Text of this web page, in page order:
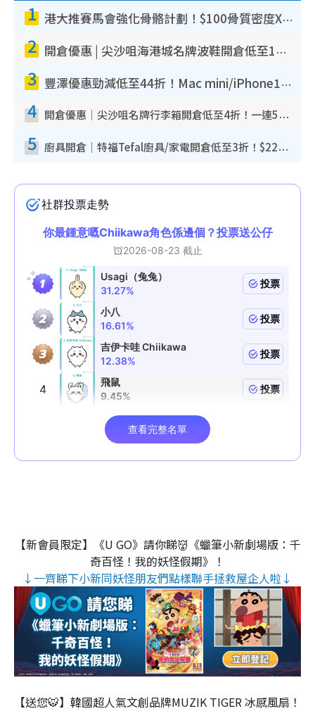
1 港大推賽馬會強化骨骼計劃！$100骨質密度X光檢查 完成免費運動訓練送超市禮券！附參加資格
2 開倉優惠 | 尖沙咀海港城名牌波鞋開倉低至1折！On鞋$899起／Joy&Peace鞋履$98起
3 豐澤優惠勁減低至44折！Mac mini/iPhone17Pro大減價！廚房家電$220起
4 開倉優惠｜尖沙咀名牌行李箱開倉低至4折！一連5日 American Tourister/ace./Hallmark $200起！
5 廚具開倉｜特福Tefal廚具/家電開倉低至3折！$220起買平底鍋/炒鑊/湯煲！電飯煲/吸塵機/燙斗$418起
【新會員限定】《U GO》請你睇👹《蠟筆小新劇場版：千
奇百怪！我的妖怪假期》！
↓一齊睇下小新同妖怪朋友們點樣聯手拯救屋企人啦↓
【送您🐯】韓國超人氣文創品牌MUZIK TIGER 冰感風扇！